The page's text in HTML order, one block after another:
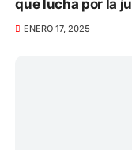
que lucha por la
ENERO 17, 2025